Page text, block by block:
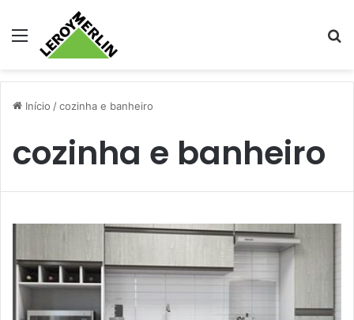
Menu
Início /cozinha e banheiro
cozinha e banheiro